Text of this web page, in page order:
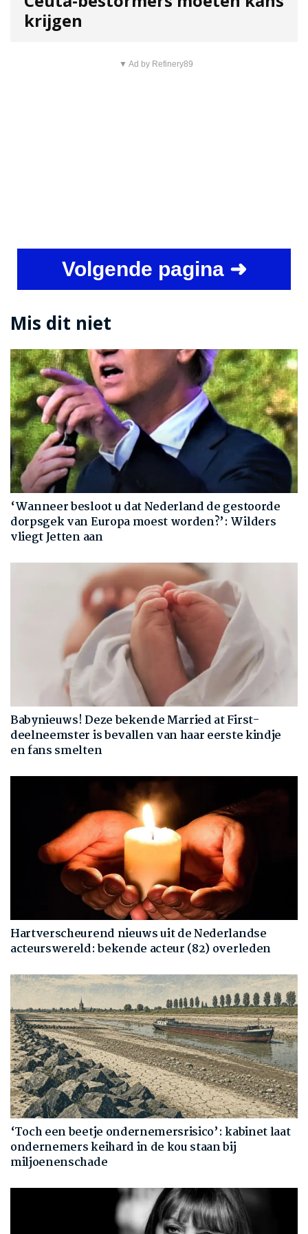
krijgen
▼ Ad by Refinery89
Volgende pagina ➜
Mis dit niet
‘Wanneer besloot u dat Nederland de gestoorde
dorpsgek van Europa moest worden?’: Wilders
vliegt Jetten aan
Babynieuws! Deze bekende Married at First-
deelneemster is bevallen van haar eerste kindje
en fans smelten
Hartverscheurend nieuws uit de Nederlandse
acteurswereld: bekende acteur (82) overleden
‘Toch een beetje ondernemersrisico’: kabinet laat
ondernemers keihard in de kou staan bij
miljoenenschade